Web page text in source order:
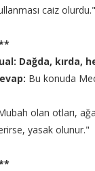
caiz olurdu."
Dağda, kırda,
Bu konuda
olan otları,
yasak olunur."